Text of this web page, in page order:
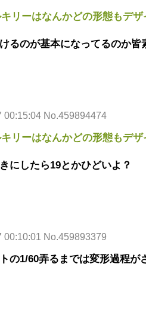
リーはなんかどの形態もデ
るのが基本になってるのか皆
00:15:04 No.459894474
リーはなんかどの形態もデ
にしたら19とかひどいよ？
00:10:01 No.459893379
の1/60弄るまでは変形過程